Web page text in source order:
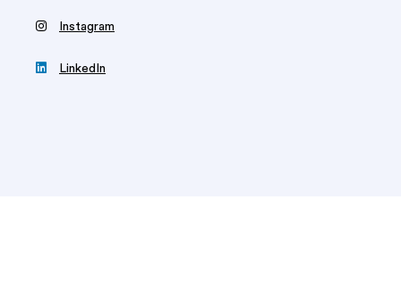
‍ Instagram
 LinkedIn